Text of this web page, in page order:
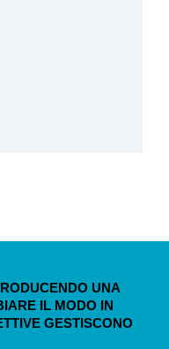
UNA
IL MODO IN
GESTISCONO